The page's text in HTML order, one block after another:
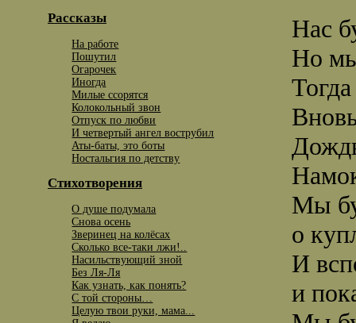
Рассказы
На работе
Пошутил
Огарочек
Иногда
Милые ссорятся
Колокольный звон
Отпуск по любви
И четвертый ангел вострубил
Аты-баты, это боты
Ностальгия по детству
Стихотворения
О душе подумала
Снова осень
Зверинец на колёсах
Сколько все-таки лжи!..
Насильствующий зной
Без Ля-Ля
Как узнать, как понять?
С той стороны…
Целую твои руки, мама...
Нас
Но
Мы
о
И
и